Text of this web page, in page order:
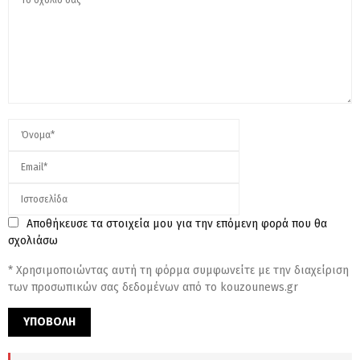
Αποθήκευσε τα στοιχεία μου για την επόμενη φορά που θα
σχολιάσω
* Χρησιμοποιώντας αυτή τη φόρμα συμφωνείτε με την διαχείριση
των προσωπικών σας δεδομένων από το kouzounews.gr